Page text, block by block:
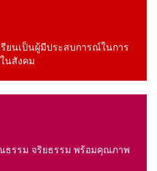
ยนเป็นผู้มีประสบการณ์ในการ
นสังคม
ธรรม จริยธรรม พร้อมคุณภาพ